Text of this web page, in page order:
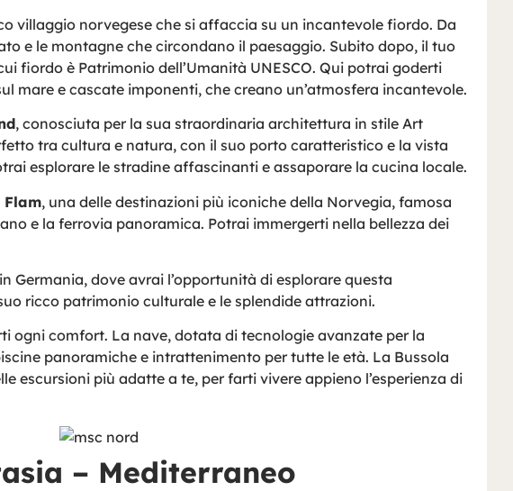
villaggio norvegese che si affaccia su un incantevole fiordo. Da
e le montagne che circondano il paesaggio. Subito dopo, il tuo
fiordo è Patrimonio dell’Umanità UNESCO. Qui potrai goderti
mare e cascate imponenti, che creano un’atmosfera incantevole.
, conosciuta per la sua straordinaria architettura in stile Art
tra cultura e natura, con il suo porto caratteristico e la vista
esplorare le stradine affascinanti e assaporare la cucina locale.
Flam, una delle destinazioni più iconiche della Norvegia, famosa
e la ferrovia panoramica. Potrai immergerti nella bellezza dei
Germania, dove avrai l’opportunità di esplorare questa
ricco patrimonio culturale e le splendide attrazioni.
ogni comfort. La nave, dotata di tecnologie avanzate per la
panoramiche e intrattenimento per tutte le età. La Bussola
escursioni più adatte a te, per farti vivere appieno l’esperienza di
– Mediterraneo